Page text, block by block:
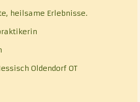
heilsame Erlebnisse.
Oldendorf OT